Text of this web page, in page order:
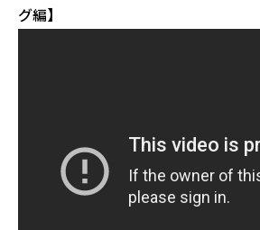
グ編】